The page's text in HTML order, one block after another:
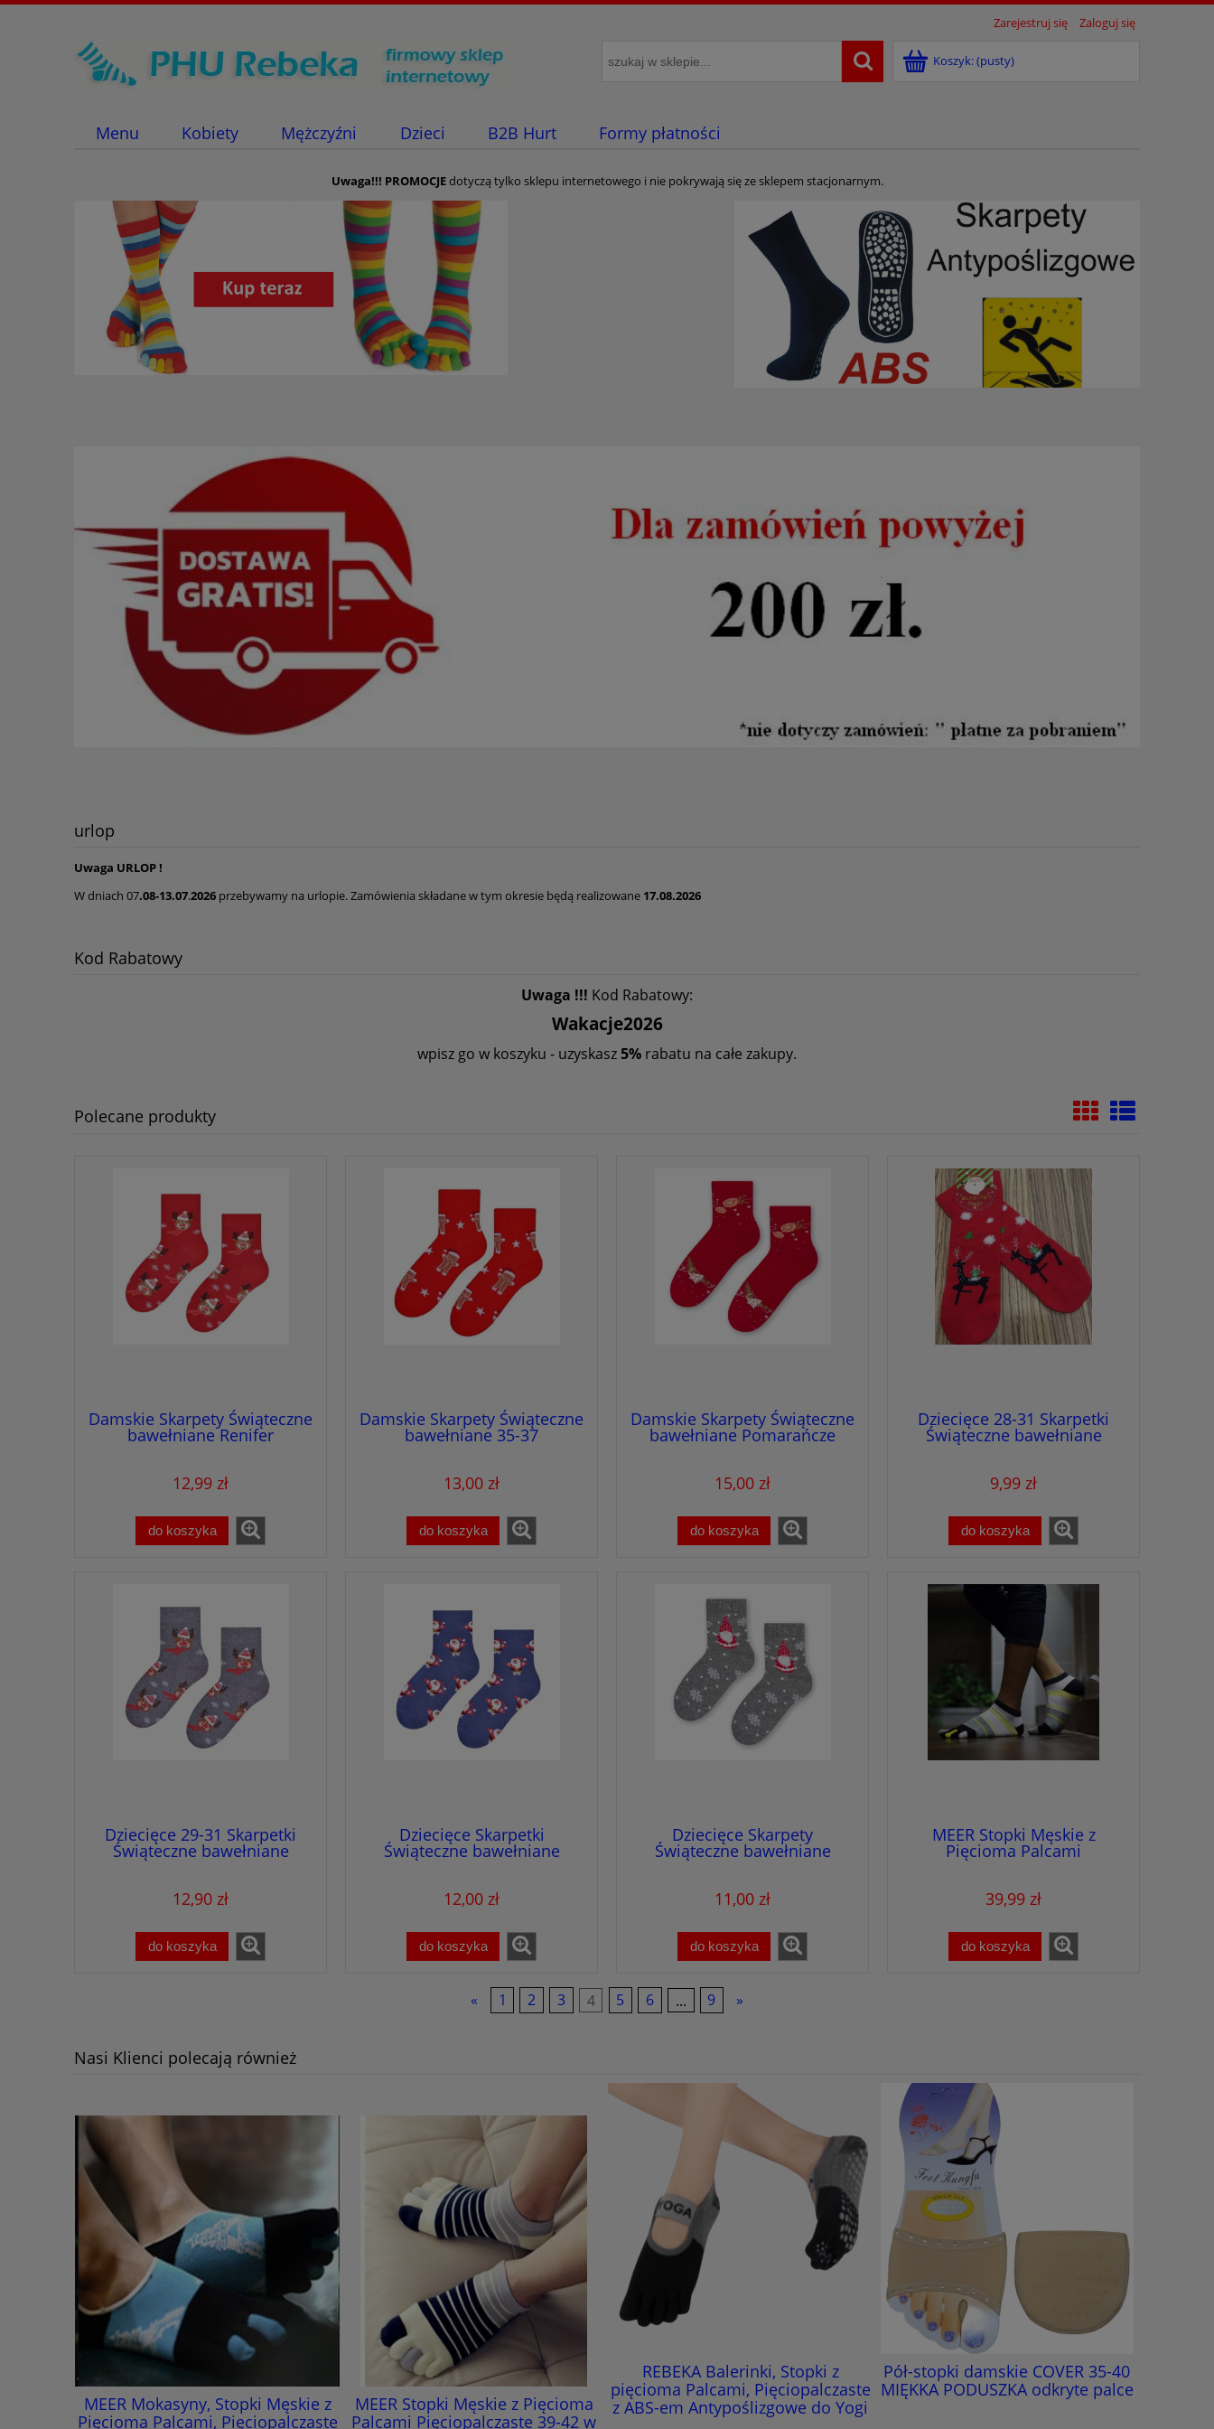
Zarejestruj się Zaloguj się
Koszyk:(pusty)
Menu Kobiety Mężczyźni Dzieci B2B Hurt Formy płatności
Uwaga!!! PROMOCJEdotyczą tylko sklepu internetowego i nie pokrywają się ze sklepem stacjonarnym.
urlop
Uwaga URLOP !
W dniach 07.08-13.07.2026 przebywamy na urlopie. Zamówienia składane w tym okresie będą realizowane 17.08.2026
Kod Rabatowy
Uwaga !!! Kod Rabatowy:
Wakacje2026
wpisz go w koszyku - uzyskasz5% rabatu na całe zakupy.
Polecane produkty
Damskie Skarpety Świąteczne
bawełniane Renifer
12,99 zł
do koszyka
Damskie Skarpety Świąteczne
bawełniane 35-37
13,00 zł
do koszyka
Damskie Skarpety Świąteczne
bawełniane Pomarańcze
15,00 zł
do koszyka
Dziecięce 28-31 Skarpetki
Świąteczne bawełniane
9,99 zł
do koszyka
Dziecięce 29-31 Skarpetki
Świąteczne bawełniane
12,90 zł
do koszyka
Dziecięce Skarpetki
Świąteczne bawełniane
12,00 zł
do koszyka
Dziecięce Skarpety
Świąteczne bawełniane
11,00 zł
do koszyka
MEER Stopki Męskie z
Pięcioma Palcami
Pięciopalczaste 39-42 SM13
39,99 zł
do koszyka
« 1 2 3 4 5 6 ... 9 »
Nasi Klienci polecają również
MEER Mokasyny, Stopki Męskie z
Pięcioma Palcami, Pięciopalczaste
MEER Stopki Męskie z Pięcioma
Palcami Pięciopalczaste 39-42 w
REBEKA Balerinki, Stopki z
pięcioma Palcami, Pięciopalczaste
z ABS-em Antypoślizgowe do Yogi
Pół-stopki damskie COVER 35-40
MIĘKKA PODUSZKA odkryte palce